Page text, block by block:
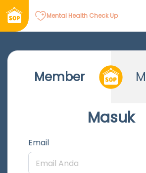
Mental Health Check Up
Member
Masuk
Email